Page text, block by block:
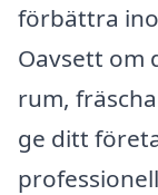
förbättra
Oavsett om
rum,
ge ditt